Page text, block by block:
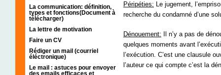
La communication: définition,
types et fonctions(Document à
télécharger)
La lettre de motivation
Faire un CV
Rédiger un mail (courriel
éléctronique)
Le mail : astuces pour envoyer
des emails efficaces et
Péripéties: Le jugement,
recherche du condamné d’une
Dénouement: Il n’y a pas de
quelques moments avant
l’exécution. C’est une clausule
l’auteur ce qui compte c’est la